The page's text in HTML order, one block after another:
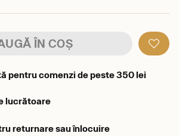
ÎN COȘ
pentru comenzi de peste 350 lei
lucrătoare
returnare sau înlocuire